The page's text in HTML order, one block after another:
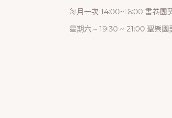
每月一次 14:00~16:00 書卷團
星期六 – 19:30 ~ 21:00 聖樂團